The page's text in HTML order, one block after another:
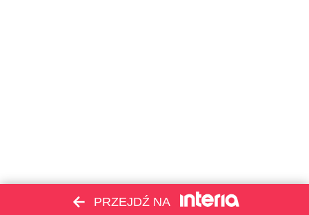
PRZEJDŹ NA